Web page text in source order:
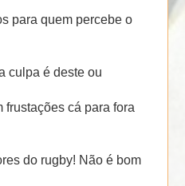
para quem percebe o
culpa é deste ou
frustações cá para fora
do rugby! Não é bom